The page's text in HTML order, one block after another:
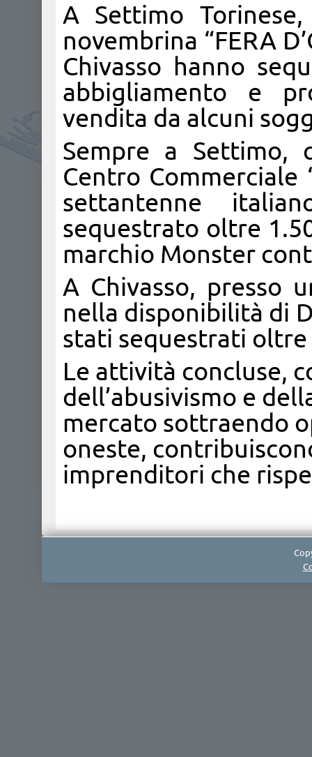
A Settimo
novembrina “FERA
Chivasso hanno
abbigliamento e
vendita da alcuni
Sempre a
Centro Commerciale
settantenne
sequestrato oltre
marchio Monster
A Chivasso, presso
nella disponibilità di
stati sequestrati
Le attività concluse,
dell’abusivismo e
mercato sottraendo
oneste,
imprenditori che